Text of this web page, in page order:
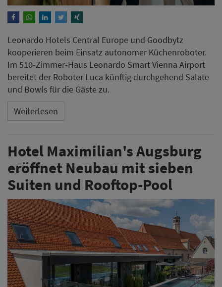
Leonardo Hotels Central Europe und Goodbytz
kooperieren beim Einsatz autonomer Küchenroboter.
Im 510-Zimmer-Haus Leonardo Smart Vienna Airport
bereitet der Roboter Luca künftig durchgehend Salate
und Bowls für die Gäste zu.
Weiterlesen
Hotel Maximilian's Augsburg
eröffnet Neubau mit sieben
Suiten und Rooftop-Pool